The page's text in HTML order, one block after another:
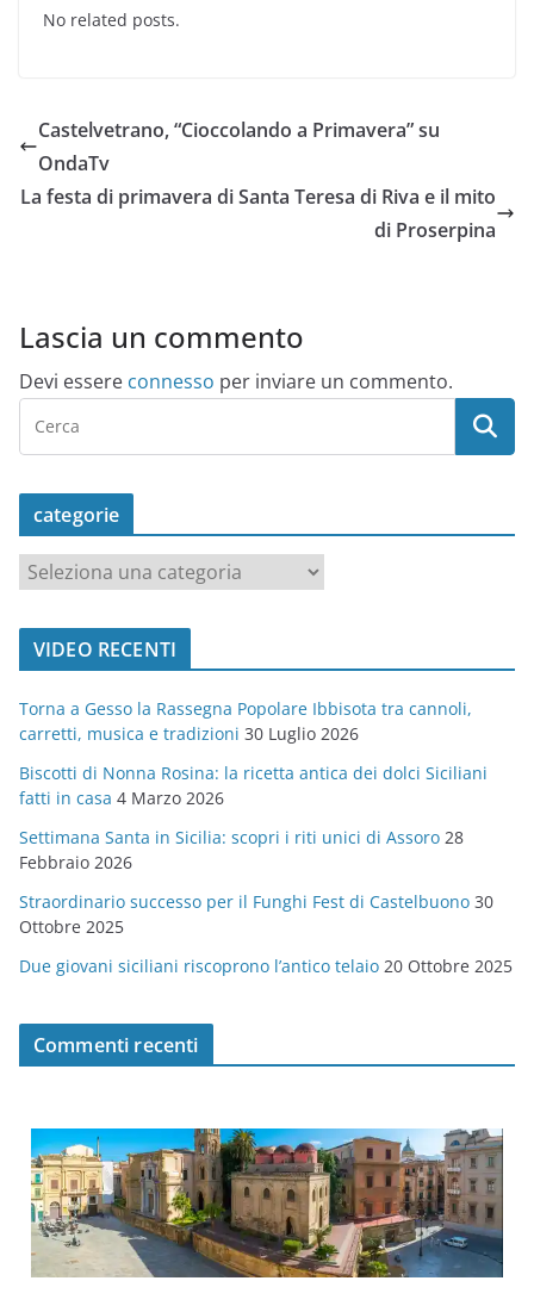
No related posts.
Castelvetrano, “Cioccolando a Primavera” su
OndaTv
La festa di primavera di Santa Teresa di Riva e il mito
di Proserpina
Lascia un commento
Devi essere connesso per inviare un commento.
categorie
a
t
o
r
i
e
VIDEO RECENTI
Torna a Gesso la Rassegna Popolare Ibbisota tra cannoli,
carretti, musica e tradizioni 30 Luglio 2026
Biscotti di Nonna Rosina: la ricetta antica dei dolci Siciliani
fatti in casa 4 Marzo 2026
Settimana Santa in Sicilia: scopri i riti unici di Assoro 28
Febbraio 2026
Straordinario successo per il Funghi Fest di Castelbuono 30
Ottobre 2025
Due giovani siciliani riscoprono l’antico telaio 20 Ottobre 2025
Commenti recenti